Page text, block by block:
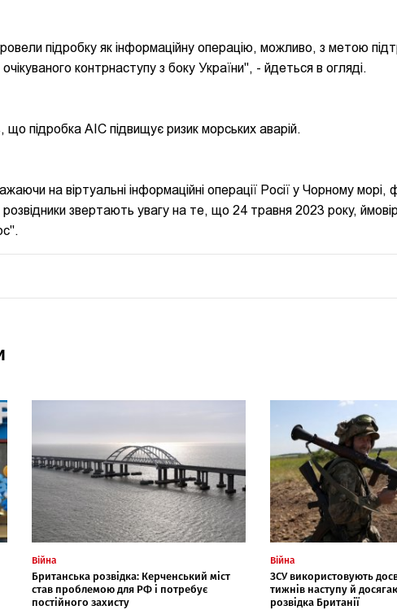
підробку як інформаційну операцію, можливо, з метою
контрнаступу з боку України", - йдеться в огляді.
підробка АІС підвищує ризик морських аварій.
на віртуальні інформаційні операції Росії у Чорному морі,
звертають увагу на те, що 24 травня 2023 року,
Війна
Британська розвідка: Керченський міст
став проблемою для РФ і потребує
постійного захисту
Війна
ЗСУ використовують
тижнів наступу й
розвідка Британії